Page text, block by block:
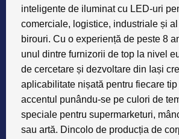
inteligente de iluminat cu LED-uri
comerciale, logistice, industriale și
birouri. Cu o experiență de peste 8
unul dintre furnizorii de top la nivel
de cercetare și dezvoltare din Iași
aplicabilitate nișată pentru fiecare
accentul punându-se pe culori de
speciale pentru supermarketuri,
sau artă. Dincolo de producția de